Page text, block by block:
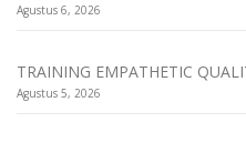
Agustus 6, 2026
TRAINING EMPATHETIC
Agustus 5, 2026